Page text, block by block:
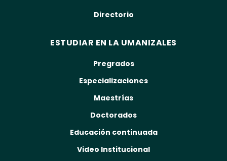
Directorio
ESTUDIAR EN LA UMANIZALES
Pregrados
Especializaciones
Maestrías
Doctorados
Educación continuada
Video Institucional